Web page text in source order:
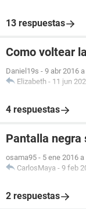
13 respuestas
Como voltear
Daniel19s - 9 abr 2016
Elizabeth - 11 jun
4 respuestas
Pantalla negra
osama95 - 5 ene 2016
CarlosMaya - 9 feb
2 respuestas